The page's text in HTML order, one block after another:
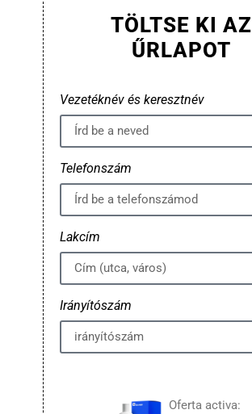
TÖLTSE KI AZ
ŰRLAPOT
Vezetéknév és keresztnév
Telefonszám
Lakcím
Irányítószám
Oferta activa: